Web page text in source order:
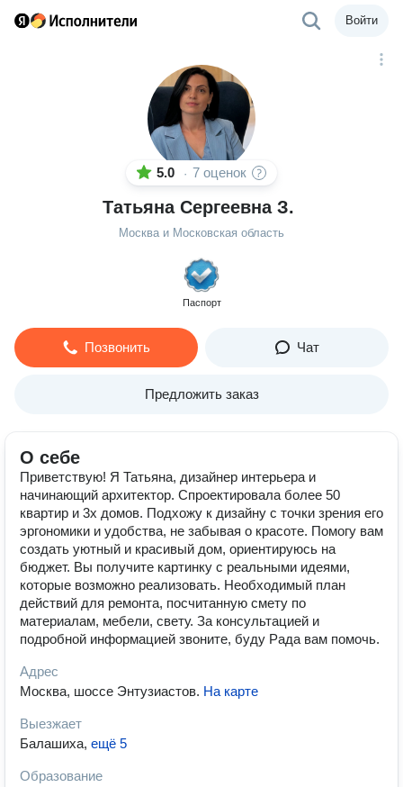
Войти
5.0 · 7 оценок
Татьяна Сергеевна З.
Москва и Московская область
Паспорт
Позвонить Чат
Предложить заказ
О себе
Приветствую! Я Татьяна, дизайнер интерьера и
начинающий архитектор. Спроектировала более 50
квартир и 3х домов. Подхожу к дизайну с точки зрения его
эргономики и удобства, не забывая о красоте. Помогу вам
создать уютный и красивый дом, ориентируюсь на
бюджет. Вы получите картинку с реальными идеями,
которые возможно реализовать. Необходимый план
действий для ремонта, посчитанную смету по
материалам, мебели, свету. За консультацией и
подробной информацией звоните, буду Рада вам помочь.
Адрес
Москва, шоссе Энтузиастов. На карте
Выезжает
Балашиха, ещё 5
Образование